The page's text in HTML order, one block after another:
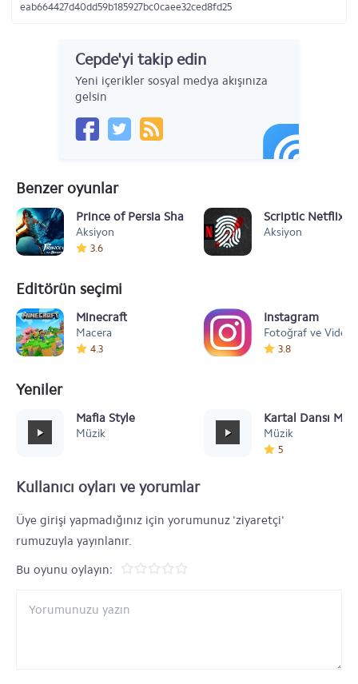
eab664427d40dd59b185927bc0caee32ced8fd25
Cepde'yi takip edin
Yeni içerikler sosyal medya akışınıza
gelsin
Benzer oyunlar
Prince of Persia Shadow & Flame v1.0.0
Aksiyon
3.6
Scriptic Netflix
Aksiyon
Editörün seçimi
Minecraft
Macera
4.3
Instagram
Fotoğraf ve Video
3.8
Yeniler
Mafia Style
Müzik
Kartal Dansı
Müzik
5
Kullanıcı oyları ve yorumlar
Üye girişi yapmadığınız için yorumunuz 'ziyaretçi'
rumuzuyla yayınlanır.
Bu oyunu oylayın: